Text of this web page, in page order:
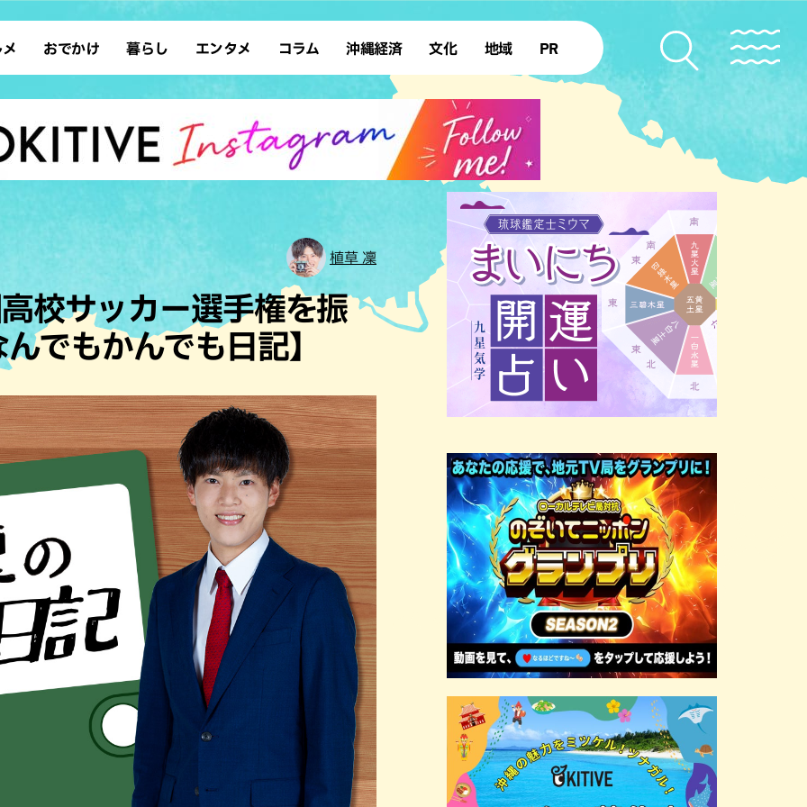
ン 沖縄そば
ウト カフェ
和食・日本料理
・焼肉 焼鳥・串料理
肉料理 居酒屋・バー
イキング
カレー
タコス・タコライス
おでかけ
デート ドライブ
散歩 ソロ活
サウナ 公園
沖縄の海
暮らし
レシピ SDGs
ファッション ローカルニュース
沖縄移住 沖縄旧暦行事
エンタメ
スポーツ 占い
タレント・芸人 テレビ
コラム 沖縄経済 文化
復帰50年
地域
本島北部 本島中部
本島南部 先島諸島
北部離島
PR
植草 凜
校サッカー選手権を振
でもかんでも日記】